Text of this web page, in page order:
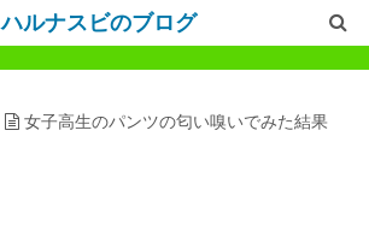
ハルナスビのブログ
女子高生のパンツの匂い嗅いでみた結果